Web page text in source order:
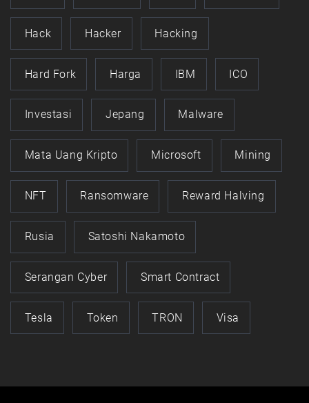
Hack Hacker Hacking
Hard Fork Harga IBM ICO
Investasi Jepang Malware
Mata Uang Kripto Microsoft Mining
NFT Ransomware Reward Halving
Rusia Satoshi Nakamoto
Serangan Cyber Smart Contract
Tesla Token TRON Visa